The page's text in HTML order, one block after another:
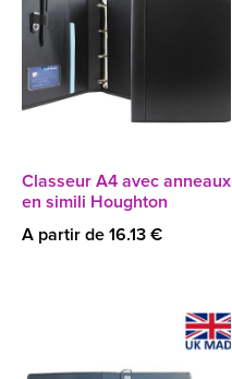
Classeur A4 avec anneaux
en simili Houghton
A partir de 16.13 €